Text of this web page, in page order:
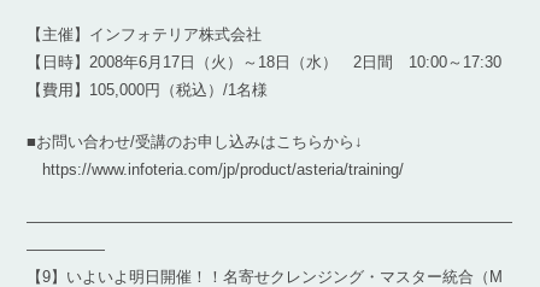
【主催】インフォテリア株式会社
【日時】2008年6月17日（火）～18日（水） 2日間 10:00～17:30
【費用】105,000円（税込）/1名様
■お問い合わせ/受講のお申し込みはこちらから↓
https://www.infoteria.com/jp/product/asteria/training/
―――――――――――――――――――――――――――――――
―――――
【9】いよいよ明日開催！！名寄せクレンジング・マスター統合（M